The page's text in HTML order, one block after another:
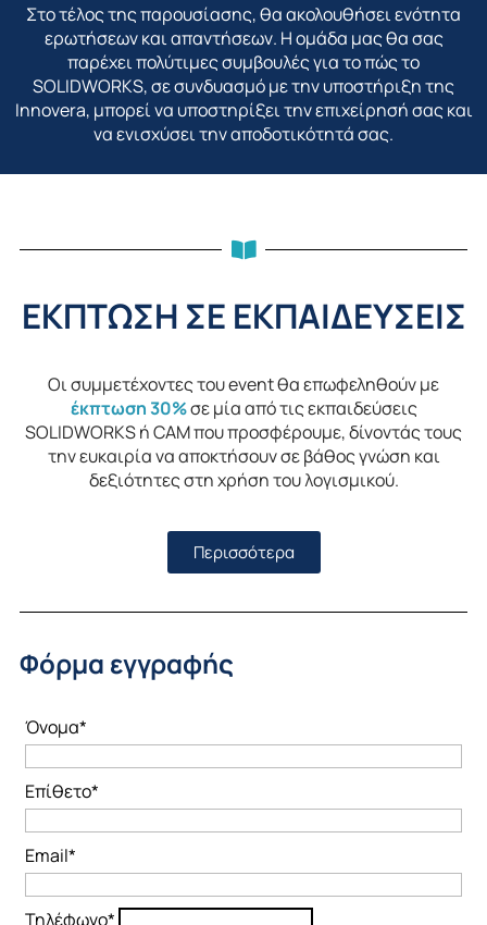
Στο τέλος της παρουσίασης, θα ακολουθήσει ενότητα
ερωτήσεων και απαντήσεων. Η ομάδα μας θα σας
παρέχει πολύτιμες συμβουλές για το πώς το
SOLIDWORKS, σε συνδυασμό με την υποστήριξη της
Innovera, μπορεί να υποστηρίξει την επιχείρησή σας και
να ενισχύσει την αποδοτικότητά σας.
ΕΚΠΤΩΣΗ ΣΕ ΕΚΠΑΙΔΕΥΣΕΙΣ
Οι συμμετέχοντες του event θα επωφεληθούν με
έκπτωση 30%σε μία από τις εκπαιδεύσεις
SOLIDWORKS ή CAM που προσφέρουμε, δίνοντάς τους
την ευκαιρία να αποκτήσουν σε βάθος γνώση και
δεξιότητες στη χρήση του λογισμικού.
Περισσότερα
Φόρμα εγγραφής
Όνομα*
Επίθετο*
Email*
Τηλέφωνο*